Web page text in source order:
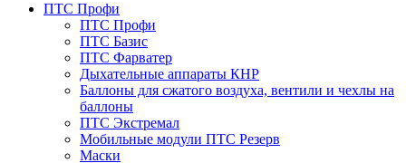
ПТС Профи
ПТС Профи
ПТС Базис
ПТС Фарватер
Дыхательные аппараты КНР
Баллоны для сжатого воздуха, вентили и чехлы на
баллоны
ПТС Экстремал
Мобильные модули ПТС Резерв
Маски